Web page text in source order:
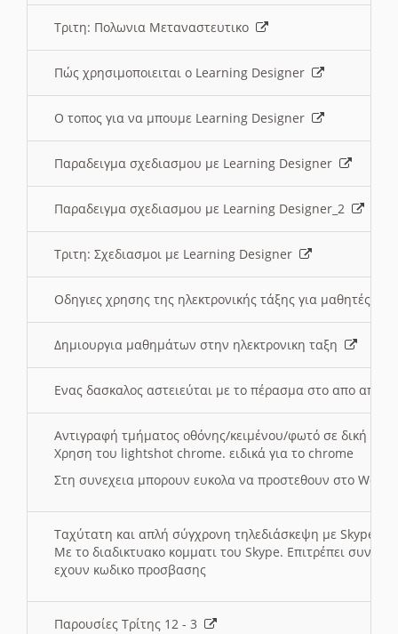
Τριτη: Πολωνια Μεταναστευτικο
Πώς χρησιμοποιειται ο Learning Designer
O τοπος για να μπουμε Learning Designer
Παραδειγμα σχεδιασμου με Learning Designer
Παραδειγμα σχεδιασμου με Learning Designer_2
Τριτη: Σχεδιασμοι με Learning Designer
Οδηγιες χρησης της ηλεκτρονικής τάξης για μαθητές
Δημιουργια μαθημάτων στην ηλεκτρονικη ταξη
Ενας δασκαλος αστειεύται με το πέρασμα στο απο
Αντιγραφή τμήματος οθόνης/κειμένου/φωτό σε δική
Χρηση του lightshot chrome. ειδικά για το chrome
Στη συνεχεια μπορουν ευκολα να προστεθουν στο Word
Ταχύτατη και απλή σύγχρονη τηλεδιάσκεψη με Skype
Με το διαδικτυακο κομματι του Skype. Επιτρέπει
εχουν κωδικο προσβασης
Παρουσίες Τρίτης 12 - 3